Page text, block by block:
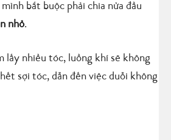
bắt buộc phải chia nửa đầu
nhỏ.
lấy nhiều tóc, luồng khí sẽ không
sợi tóc, dẫn đến việc duỗi không